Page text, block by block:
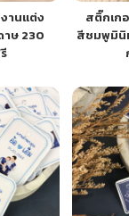
านแต่ง
ษ 230
สติ๊กเก
สีชมพูมินิ